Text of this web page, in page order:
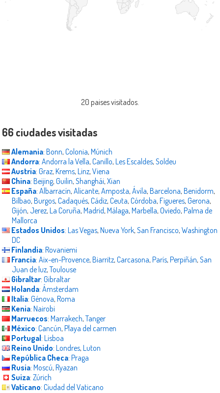
20 paises visitados.
66 ciudades visitadas
Alemania: Bonn, Colonia, Múnich
Andorra: Andorra la Vella, Canillo, Les Escaldes, Soldeu
Austria: Graz, Krems, Linz, Viena
China: Beijing, Guilin, Shanghái, Xian
España: Albarracín, Alicante, Amposta, Ávila, Barcelona, Benidorm,
Bilbao, Burgos, Cadaqués, Cádiz, Ceuta, Córdoba, Figueres, Gerona,
Gijón, Jerez, La Coruña, Madrid, Málaga, Marbella, Oviedo, Palma de
Mallorca
Estados Unidos: Las Vegas, Nueva York, San Francisco, Washington
DC
Finlandia: Rovaniemi
Francia: Aix-en-Provence, Biarritz, Carcasona, París, Perpiñán, San
Juan de luz,Toulouse
Gibraltar: Gibraltar
Holanda: Ámsterdam
Italia: Génova, Roma
Kenia: Nairobi
Marruecos: Marrakech,Tanger
México: Cancún, Playa del carmen
Portugal: Lisboa
Reino Unido: Londres, Luton
República Checa: Praga
Rusia: Moscú, Ryazan
Suiza: Zúrich
Vaticano: Ciudad del Vaticano